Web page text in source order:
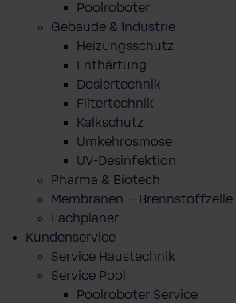
Poolroboter
Gebäude & Industrie
Heizungsschutz
Enthärtung
Dosiertechnik
Filtertechnik
Kalkschutz
Umkehrosmose
UV-Desinfektion
Pharma & Biotech
Membranen – Brennstoffzelle
Fachplaner
Kundenservice
Service Haustechnik
Service Pool
Poolroboter Service